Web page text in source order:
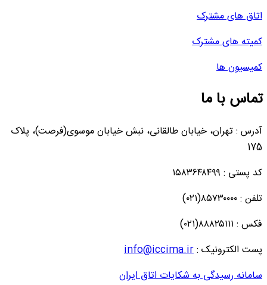
اتاق های مشترک
کمیته های مشترک
کمیسیون ها
تماس با ما
آدرس : تهران، خیابان طالقانی، نبش خیابان موسوی(فرصت)، پلاک
175
کد پستی : ۱۵۸۳۶۴۸۴۹۹
تلفن : ۸۵۷۳۰۰۰۰(۰۲۱)
فکس : ۸۸۸۲۵۱۱۱(۰۲۱)
پست الکترونیک :info@iccima.ir
سامانه رسیدگی به شکایات اتاق ایران